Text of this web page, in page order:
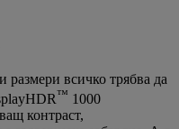
размери всичко трябва да
™ 1000
контраст,